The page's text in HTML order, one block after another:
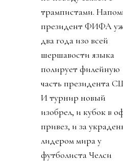
трампистами.
президент ФИФА
два года изо всей
шершавости языка
полирует филейную
часть президента
И турнир новый
изобрел, и кубок в
привез, и за
лидером мира у
футболиста Челси